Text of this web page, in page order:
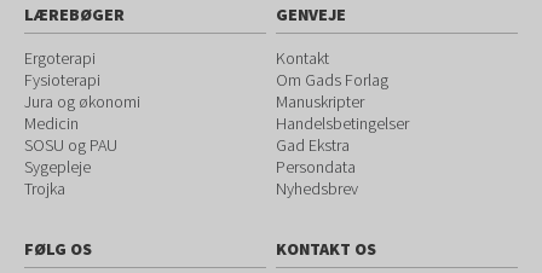
LÆREBØGER
Ergoterapi
Fysioterapi
Jura og økonomi
Medicin
SOSU og PAU
Sygepleje
Trojka
GENVEJE
Kontakt
Om Gads Forlag
Manuskripter
Handelsbetingelser
Gad Ekstra
Persondata
Nyhedsbrev
FØLG OS
KONTAKT OS